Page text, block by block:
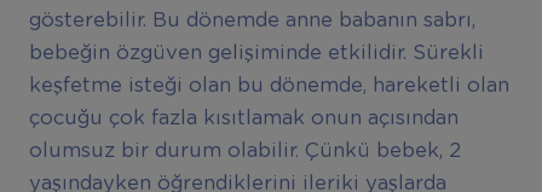
gösterebilir. Bu dönemde anne babanın sabrı,
bebeğin özgüven gelişiminde etkilidir. Sürekli
keşfetme isteği olan bu dönemde, hareketli olan
çocuğu çok fazla kısıtlamak onun açısından
olumsuz bir durum olabilir. Çünkü bebek, 2
yaşındayken öğrendiklerini ileriki yaşlarda